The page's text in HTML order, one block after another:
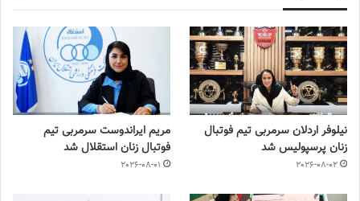
نیلوفر اردلان سرمربی تیم فوتبال
زنان پرسپولیس شد
2026-08-02
مریم ایراندوست سرمربی تیم
فوتبال زنان استقلال شد
2026-08-01